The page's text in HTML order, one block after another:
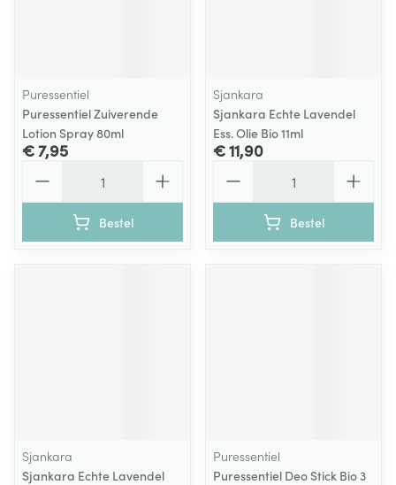
Puressentiel
Puressentiel Zuiverende
Lotion Spray 80ml
€ 7,95
Bestel
Sjankara
Sjankara Echte Lavendel
Ess. Olie Bio 11ml
€ 11,90
Bestel
Sjankara
Sjankara Echte Lavendel
Puressentiel
Puressentiel Deo Stick Bio 3